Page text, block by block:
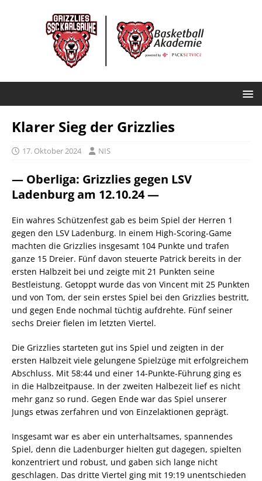
Klarer Sieg der Grizzlies
17. Oktober 2024 NIS
— Oberliga: Grizzlies gegen LSV
Ladenburg am 12.10.24 —
Ein wahres Schützenfest gab es beim Spiel der Herren 1
gegen den LSV Ladenburg. In einem High-Scoring-Game
machten die Grizzlies insgesamt 104 Punkte und trafen
ganze 15 Dreier. Fünf davon steuerte Patrick bereits in der
ersten Halbzeit bei und zeigte mit 21 Punkten seine
Bestleistung. Getoppt wurde das von Vincent mit 25 Punkten
und von Tom, der sein erstes Spiel bei den Grizzlies bestritt,
und gegen Ende nochmal tüchtig aufdrehte. Fünf seiner
sechs Dreier fielen im letzten Viertel.
Die Grizzlies starteten gut ins Spiel und zeigten in der
ersten Halbzeit viele gelungene Spielzüge mit erfolgreichem
Abschluss. Mit 58:44 und einer 14-Punkte-Führung ging es
in die Halbzeitpause. In der zweiten Halbezeit lief es nicht
mehr ganz so rund. Gegen Ende war das Spiel unserer
Jungs etwas zerfahren und von Einzelaktionen geprägt.
Insgesamt war es aber ein unterhaltsames, spannendes
Spiel, denn die Ladenburger hielten gut dagegen, spielten
konzentriert und robust, und gaben sich lange nicht
geschlagen. Das dritte Viertel ging mit 19:19 unentschieden